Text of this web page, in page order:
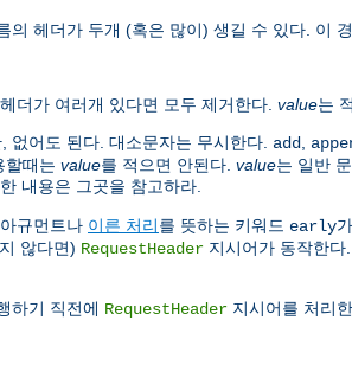
헤더가 두개 (혹은 많이) 생길 수 있다. 이
더가 여러개 있다면 모두 제거한다. value는
없어도 된다. 대소문자는 무시한다. add,
할때는 value를 적으면 안된다. value는 일반
내용은 그곳을 참고하라.
규먼트나 이른 처리를 뜻하는 키워드 early
않다면) RequestHeader 지시어가 동작한
하기 직전에 RequestHeader 지시어를 처리